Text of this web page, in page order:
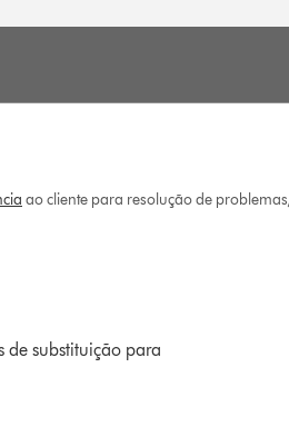
ao cliente para resolução de
de substituição para